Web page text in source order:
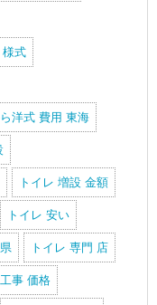
様式
洋式 費用 東海
トイレ 増設 金額
トイレ 安い
トイレ 専門 店
事 価格